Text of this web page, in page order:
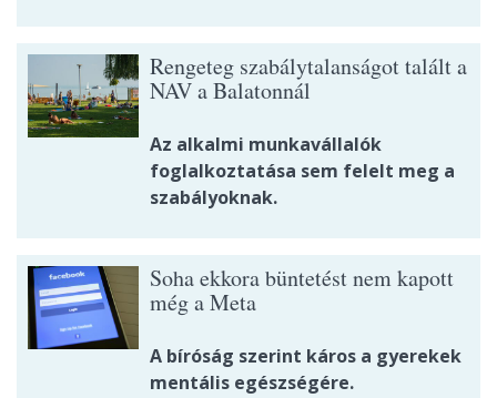
Rengeteg szabálytalanságot talált a
NAV a Balatonnál
Az alkalmi munkavállalók
foglalkoztatása sem felelt meg a
szabályoknak.
Soha ekkora büntetést nem kapott
még a Meta
A bíróság szerint káros a gyerekek
mentális egészségére.